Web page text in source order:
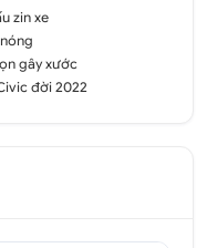
inox cao cấp
chuyển đồ đạc
trạng trầy xước
trúc bậc cốp phần
zin xe
gây xước
đời 2022